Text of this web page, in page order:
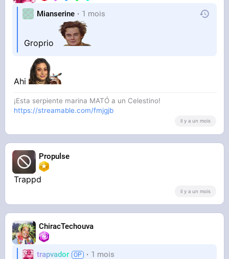
Mianserine 1 mois
Groprio
Ahi
¡Esta serpiente marina MATÓ a un Celestino!
https://streamable.com/fmjgjb
il y a un mois
Propulse
Trappd
il y a un mois
ChiracTechouva
trapvador 1 mois